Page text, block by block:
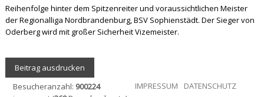
Reihenfolge hinter dem Spitzenreiter und voraussichtlichen Meister
der Regionalliga Nordbrandenburg, BSV Sophienstädt. Der Sieger von
Oderberg wird mit großer Sicherheit Vizemeister.
Beitrag ausdrucken
Besucheranzahl: 900224
IMPRESSUM DATENSCHUTZ